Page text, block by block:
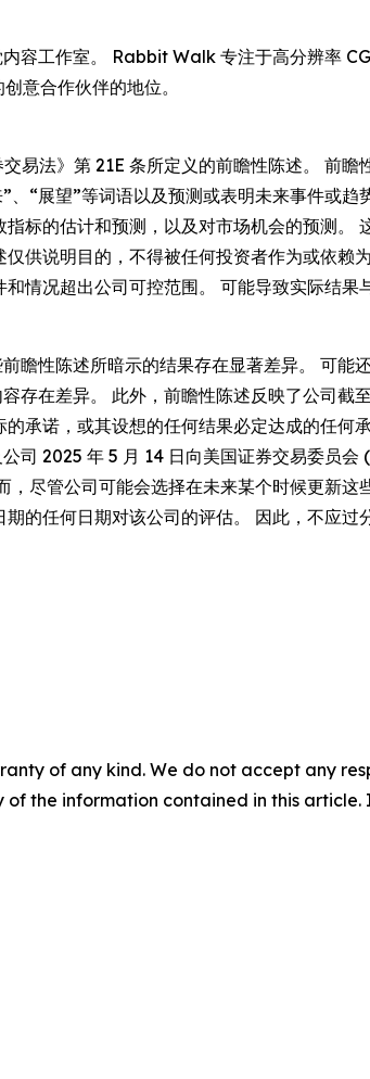
容工作室。 Rabbit Walk 专注于高分辨率
意合作伙伴的地位。
易法》第 21E 条所定义的前瞻性陈述。 前瞻
、“展望”等词语以及预测或表明未来事件或
标的估计和预测，以及对市场机会的预测。
供说明目的，不得被任何投资者作为或依赖
情况超出公司可控范围。 可能导致实际结
瞻性陈述所暗示的结果存在显著差异。 可能
存在差异。 此外，前瞻性陈述反映了公司截
承诺，或其设想的任何结果必定达成的任何
司 2025 年 5 月 14 日向美国证券交易委员
尽管公司可能会选择在未来某个时候更新
的任何日期对该公司的评估。 因此，不应过
of any kind. We do not accept any
the information contained in this